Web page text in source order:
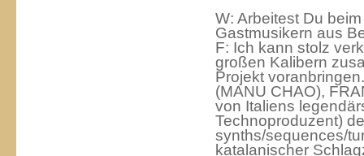
W: Arbeitest Du
Gastmusikern aus
F: Ich kann stolz
großen Kalibern
Projekt
(MANU CHAO),
von Italiens
Technoproduzent)
synths/sequences/
katalanischer